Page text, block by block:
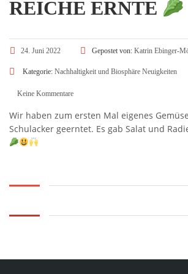
REICHE ERNTE
24. Juni 2022 Gepostet von: Katrin Ebinger-
Kategorie: Nachhaltigkeit und Biosphäre Neuigkeiten
Keine Kommentare
Wir haben zum ersten Mal eigenes
Schulacker geerntet. Es gab Salat und